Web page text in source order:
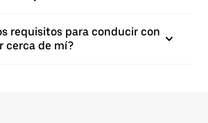
requisitos para conducir con
cerca de mí?